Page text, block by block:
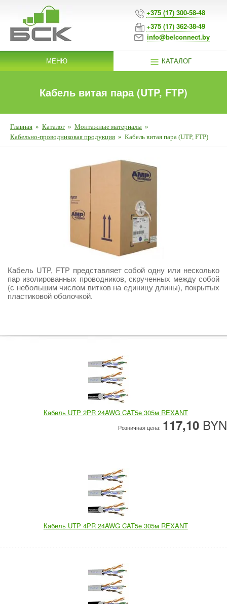
+375 (17) 300-58-48
+375 (17) 362-38-49
info@belconnect.by
МЕНЮ КАТАЛОГ
Кабель витая пара (UTP, FTP)
Главная » Каталог » Монтажные материалы »
Кабельно-проводниковая продукция » Кабель витая пара (UTP, FTP)
Кабель UTP, FTP представляет собой одну или несколько
пар изолированных проводников, скрученных между собой
(с небольшим числом витков на единицу длины), покрытых
пластиковой оболочкой.
Кабель UTP 2PR 24AWG CAT5e 305м REXANT
Розничная цена: 117,10 BYN
Кабель UTP 4PR 24AWG CAT5e 305м REXANT